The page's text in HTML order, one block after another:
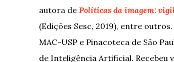
autora de Políticas da imagem:
(Edições Sesc, 2019), entre
MAC-USP e Pinacoteca de São
de Inteligência Artificial. Recebeu